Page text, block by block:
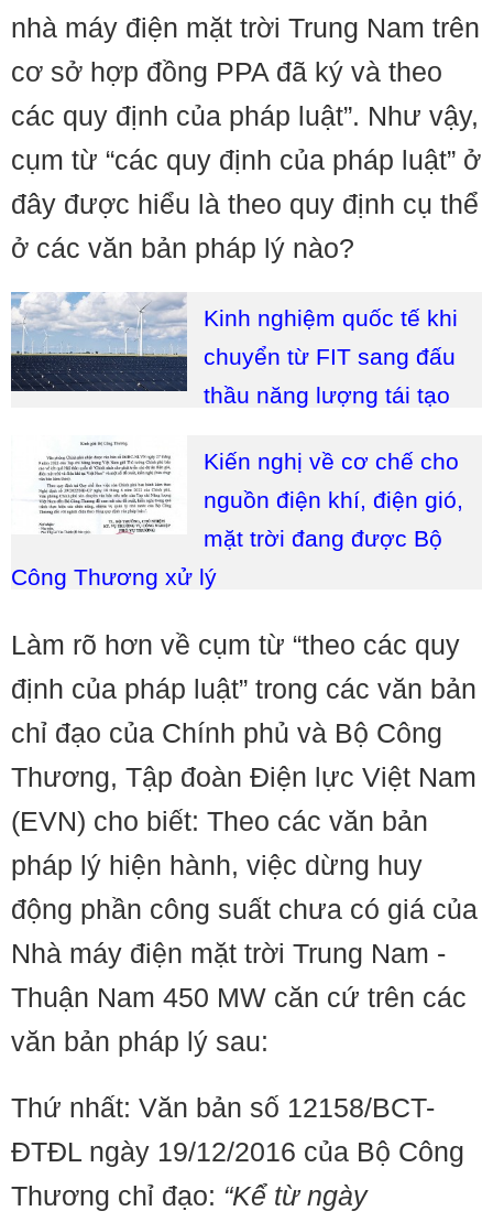
nhà máy điện mặt trời Trung Nam trên
cơ sở hợp đồng PPA đã ký và theo
các quy định của pháp luật”. Như vậy,
cụm từ “các quy định của pháp luật” ở
đây được hiểu là theo quy định cụ thể
ở các văn bản pháp lý nào?
Kinh nghiệm quốc tế khi
chuyển từ FIT sang đấu
thầu năng lượng tái tạo
Kiến nghị về cơ chế cho
nguồn điện khí, điện gió,
mặt trời đang được Bộ
Công Thương xử lý
Làm rõ hơn về cụm từ “theo các quy
định của pháp luật” trong các văn bản
chỉ đạo của Chính phủ và Bộ Công
Thương, Tập đoàn Điện lực Việt Nam
(EVN) cho biết: Theo các văn bản
pháp lý hiện hành, việc dừng huy
động phần công suất chưa có giá của
Nhà máy điện mặt trời Trung Nam -
Thuận Nam 450 MW căn cứ trên các
văn bản pháp lý sau:
Thứ nhất: Văn bản số 12158/BCT-
ĐTĐL ngày 19/12/2016 của Bộ Công
Thương chỉ đạo: “Kể từ ngày